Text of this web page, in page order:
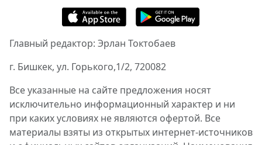
Главный редактор: Эрлан Токтобаев
г. Бишкек, ул. Горького,1/2, 720082
Все указанные на сайте предложения носят
исключительно информационный характер и ни
при каких условиях не являются офертой. Все
материалы взяты из открытых интернет-источников